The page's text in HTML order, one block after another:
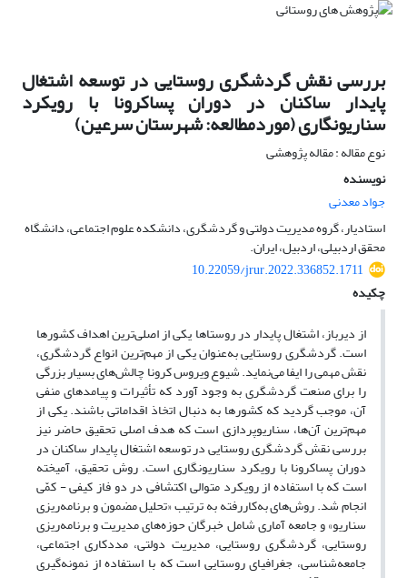
بررسی نقش گردشگری روستایی در توسعه اشتغال
پایدار ساکنان در دوران پساکرونا با رویکرد
سناریونگاری (موردمطالعه: شهرستان سرعین)
نوع مقاله : مقاله پژوهشی
نویسنده
جواد معدنی
استادیار، گروه مدیریت دولتی و گردشگری، دانشکده علوم اجتماعی، دانشگاه
محقق اردبیلی، اردبیل، ایران.
10.22059/jrur.2022.336852.1711
چکیده
از دیرباز، اشتغال پایدار در روستاها یکی از اصلی‌ترین اهداف کشورها
است. گردشگری روستایی به‌عنوان یکی از مهم‌ترین انواع گردشگری،
نقش مهمی را ایفا می‌نماید. شیوع ویروس کرونا چالش‌های بسیار بزرگی
را برای صنعت گردشگری به وجود آورد که تأثیرات و پیامدهای منفی
آن، موجب گردید که کشورها به دنبال اتخاذ اقداماتی باشند. یکی از
مهم‌ترین آن‌ها، سناریوپردازی است که هدف اصلی تحقیق حاضر نیز
بررسی نقش گردشگری روستایی در توسعه اشتغال پایدار ساکنان در
دوران پساکرونا با رویکرد سناریونگاری است. روش تحقیق، آمیخته
است که با استفاده از رویکرد متوالی اکتشافی در دو فاز کیفی - کمّی
انجام شد. روش‌های به‌کاررفته به ترتیب «تحلیل مضمون و برنامه‌ریزی
سناریو» و جامعه آماری شامل خبرگان حوزه‌های مدیریت و برنامه‌ریزی
روستایی، گردشگری روستایی، مدیریت دولتی، مددکاری اجتماعی،
جامعه‌شناسی، جغرافیای روستایی است که با استفاده از نمونه‌گیری